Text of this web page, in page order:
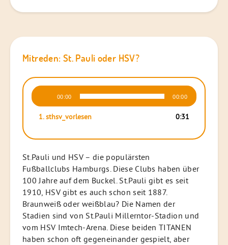
Mitreden: St. Pauli oder HSV?
Audio-
Player
00:00 00:00
1.sthsv_vorlesen 0:31
St.Pauli und HSV – die populärsten
Fußballclubs Hamburgs. Diese Clubs haben über
100 Jahre auf dem Buckel. St.Pauli gibt es seit
1910, HSV gibt es auch schon seit 1887.
Braunweiß oder weißblau? Die Namen der
Stadien sind von St.Pauli Millerntor-Stadion und
vom HSV Imtech-Arena. Diese beiden TITANEN
haben schon oft gegeneinander gespielt, aber